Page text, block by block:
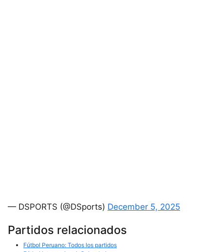
— DSPORTS (@DSports) December 5, 2025
Partidos relacionados
Fútbol Peruano: Todos los partidos